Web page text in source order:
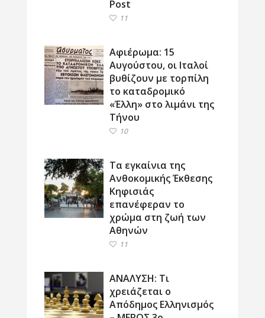
Post
11
Αφιέρωμα: 15
Αυγούστου, οι Ιταλοί
βυθίζουν με τορπίλη
το καταδρομικό
«Έλλη» στο λιμάνι της
Τήνου
10
Τα εγκαίνια της
Ανθοκομικής Έκθεσης
Κηφισιάς
επανέφεραν το
χρώμα στη ζωή των
Αθηνών
11
ΑΝΑΛΥΣΗ: Τι
χρειάζεται ο
Απόδημος Ελληνισμός